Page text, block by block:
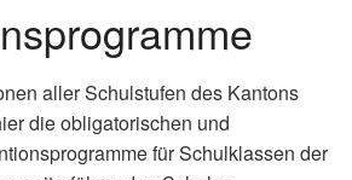
aller Schulstufen des Kantons
die obligatorischen und
für Schulklassen der